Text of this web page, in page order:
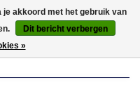
MIJN ACCOUNT
je akkoord met het gebruik van
Dit bericht verbergen
»